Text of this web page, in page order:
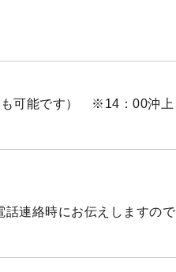
も可能です） ※14：00沖上
話連絡時にお伝えしますので